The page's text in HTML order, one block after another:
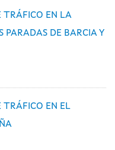
TRÁFICO EN LA
DE BARCIA Y
TRÁFICO EN EL